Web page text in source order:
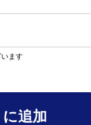
ます
追加